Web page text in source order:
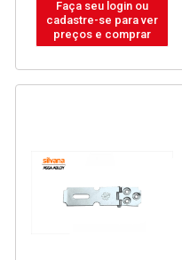
Faça seu login ou
cadastre-se para ver
preços e comprar